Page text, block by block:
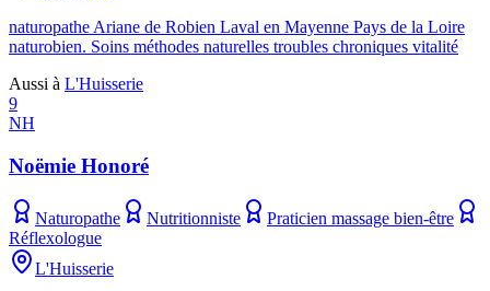
naturopathe Ariane de Robien Laval en Mayenne Pays de la Loire
naturobien. Soins méthodes naturelles troubles chroniques vitalité
Aussi à L'Huisserie
9
NH
Noëmie Honoré
Naturopathe Nutritionniste
Praticien massage bien-être
Réflexologue
L'Huisserie